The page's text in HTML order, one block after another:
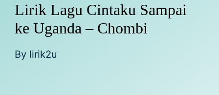
Lirik Lagu Cintaku Sampai
ke Uganda – Chombi
By lirik2u